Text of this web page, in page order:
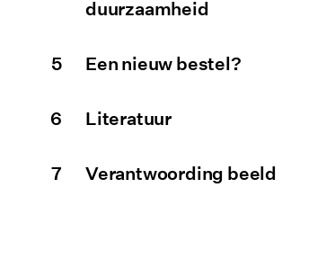
duurzaamheid
Een nieuw bestel?
Literatuur
Verantwoording beeld